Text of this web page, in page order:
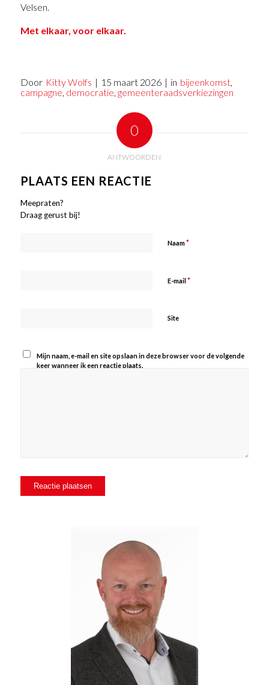
Velsen.
Met elkaar, voor elkaar.
Door Kitty Wolfs | 15 maart 2026 | in bijeenkomst,
campagne, democratie, gemeenteraadsverkiezingen
0
ANTWOORDEN
PLAATS EEN REACTIE
Meepraten?
Draag gerust bij!
Naam*
E-mail*
Site
Mijn naam, e-mail en site opslaan in deze browser voor de volgende
keer wanneer ik een reactie plaats.